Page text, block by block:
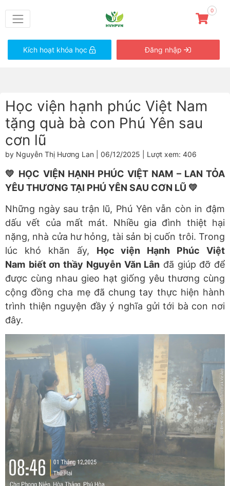
0
Kích hoạt khóa học Đăng nhập
Học viện hạnh phúc Việt Nam
tặng quà bà con Phú Yên sau
cơn lũ
by Nguyễn Thị Hương Lan | 06/12/2025 | Lượt xem: 406
💛 HỌC VIỆN HẠNH PHÚC VIỆT NAM – LAN TỎA
YÊU THƯƠNG TẠI PHÚ YÊN SAU CƠN LŨ 💛
Những ngày sau trận lũ, Phú Yên vẫn còn in đậm
dấu vết của mất mát. Nhiều gia đình thiệt hại
nặng, nhà cửa hư hỏng, tài sản bị cuốn trôi. Trong
lúc khó khăn ấy, Học viện Hạnh Phúc Việt
Nam biết ơn thầy Nguyễn Văn Lân đã giúp đỡ để
được cùng nhau gieo hạt giống yêu thương cùng
cộng đồng cha mẹ đã chung tay thực hiện hành
trình thiện nguyện đầy ý nghĩa gửi tới bà con nơi
đây.